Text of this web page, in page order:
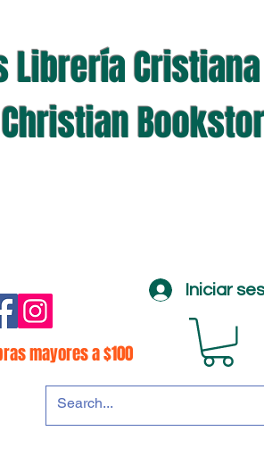
Librería Cristiana
Iniciar
mayores a $100